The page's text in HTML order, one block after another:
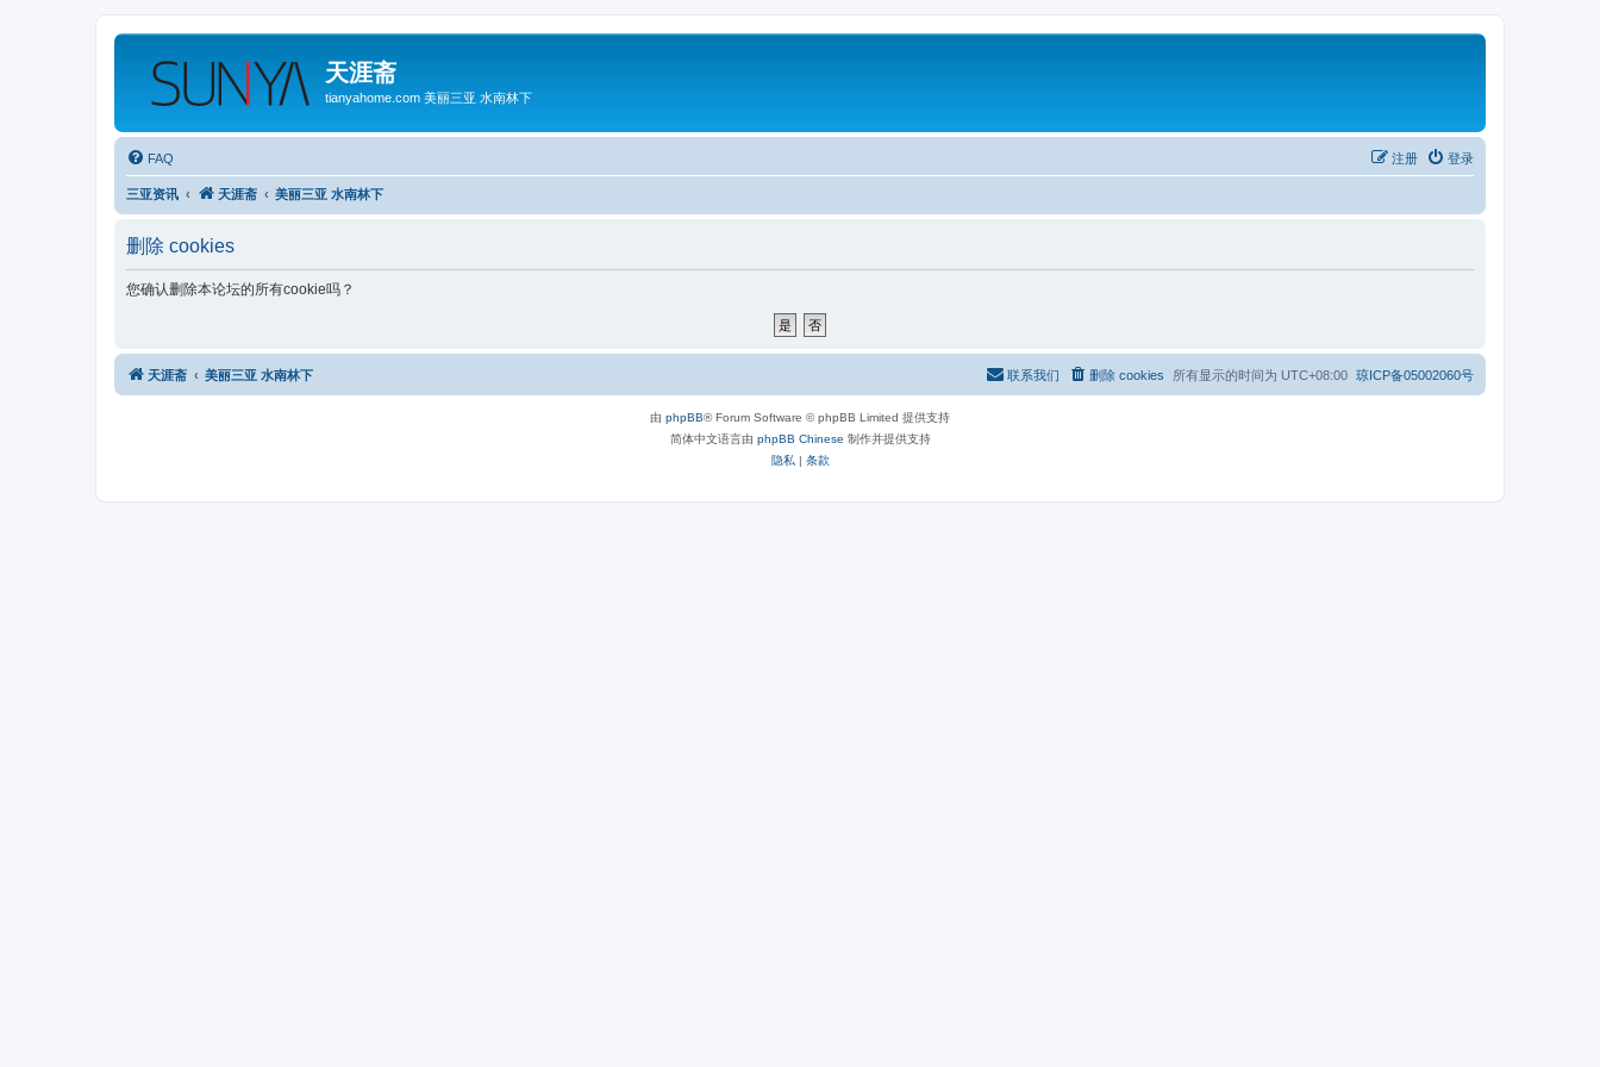
天涯斋
tianyahome.com 美丽三亚 水南林下
FAQ 登录
注册
三亚资讯 天涯斋 美丽三亚 水南林下
删除 cookies
您确认删除本论坛的所有cookie吗？
天涯斋 美丽三亚 水南林下 琼ICP备05002060号
所有显示的时间为 UTC+08:00
删除 cookies
联系我们
由 phpBB® Forum Software © phpBB Limited 提供支持
简体中文语言由 phpBB Chinese 制作并提供支持
隐私 | 条款